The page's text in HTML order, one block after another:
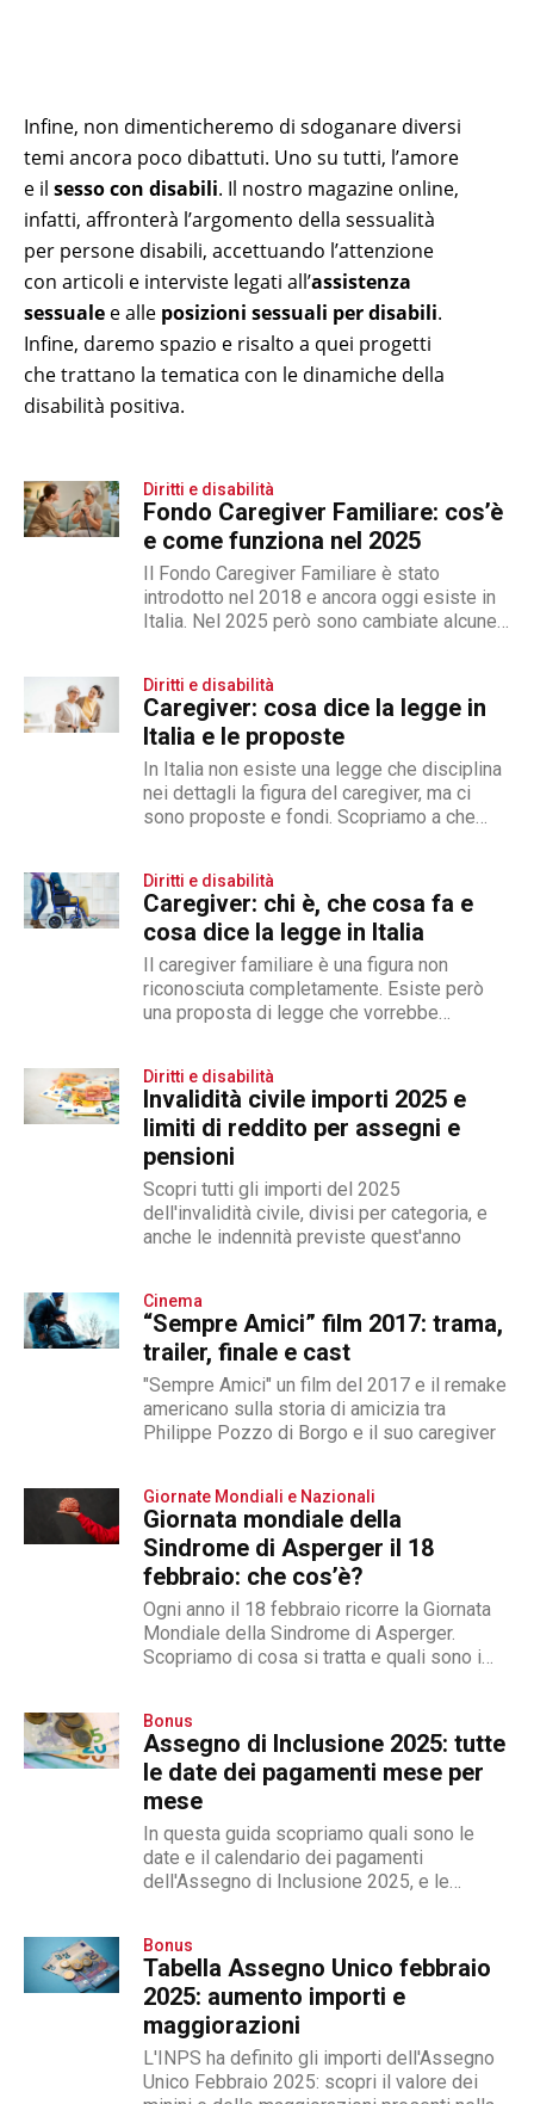
Infine, non dimenticheremo di sdoganare diversi
temi ancora poco dibattuti. Uno su tutti, l’amore
e il sesso con disabili. Il nostro magazine online,
infatti, affronterà l’argomento della sessualità
per persone disabili, accettuando l’attenzione
con articoli e interviste legati all’assistenza
sessuale e alle posizioni sessuali per disabili.
Infine, daremo spazio e risalto a quei progetti
che trattano la tematica con le dinamiche della
disabilità positiva.
Diritti e disabilità
Fondo Caregiver Familiare: cos’è
e come funziona nel 2025
Il Fondo Caregiver Familiare è stato
introdotto nel 2018 e ancora oggi esiste in
Italia. Nel 2025 però sono cambiate alcune
Diritti e disabilità
Caregiver: cosa dice la legge in
Italia e le proposte
In Italia non esiste una legge che disciplina
nei dettagli la figura del caregiver, ma ci
sono proposte e fondi. Scopriamo a che
Diritti e disabilità
Caregiver: chi è, che cosa fa e
cosa dice la legge in Italia
Il caregiver familiare è una figura non
riconosciuta completamente. Esiste però
una proposta di legge che vorrebbe
Diritti e disabilità
Invalidità civile importi 2025 e
limiti di reddito per assegni e
pensioni
Scopri tutti gli importi del 2025
dell'invalidità civile, divisi per categoria, e
anche le indennità previste quest'anno
Cinema
“Sempre Amici” film 2017: trama,
trailer, finale e cast
"Sempre Amici" un film del 2017 e il remake
americano sulla storia di amicizia tra
Philippe Pozzo di Borgo e il suo caregiver
Giornate Mondiali e Nazionali
Giornata mondiale della
Sindrome di Asperger il 18
febbraio: che cos’è?
Ogni anno il 18 febbraio ricorre la Giornata
Mondiale della Sindrome di Asperger.
Scopriamo di cosa si tratta e quali sono i
Bonus
Assegno di Inclusione 2025: tutte
le date dei pagamenti mese per
mese
In questa guida scopriamo quali sono le
date e il calendario dei pagamenti
dell'Assegno di Inclusione 2025, e le
Bonus
Tabella Assegno Unico febbraio
2025: aumento importi e
maggiorazioni
L'INPS ha definito gli importi dell'Assegno
Unico Febbraio 2025: scopri il valore dei